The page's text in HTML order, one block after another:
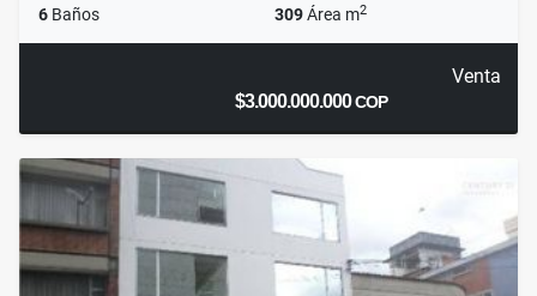
6 Baños 309Área m2
Venta
$3.000.000.000COP